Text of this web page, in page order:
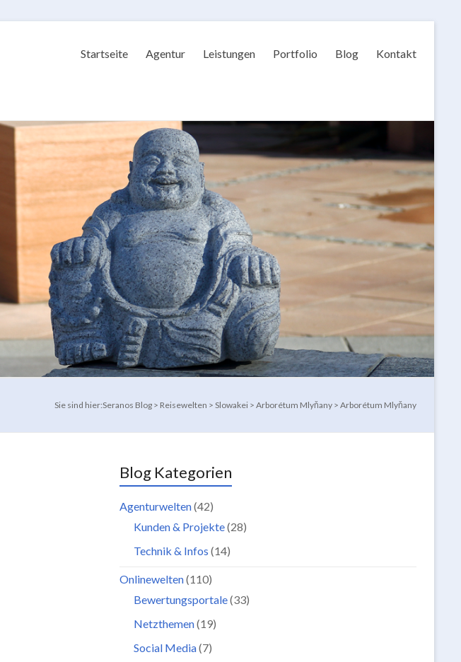
Startseite Agentur Leistungen Portfolio Blog Kontakt
Sie sind hier:Seranos Blog > Reisewelten > Slowakei > Arborétum Mlyňany > Arborétum Mlyňany
Blog Kategorien
Agenturwelten(42)
Kunden & Projekte(28)
Technik & Infos (14)
Onlinewelten(110)
Bewertungsportale(33)
Netzthemen(19)
Social Media(7)